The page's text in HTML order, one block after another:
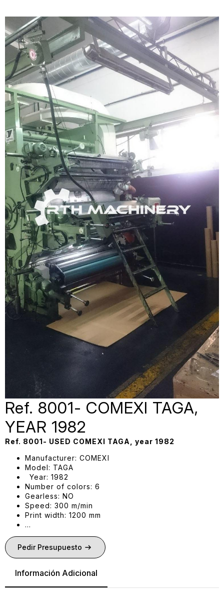
Ref. 8001- COMEXI TAGA,
YEAR 1982
Ref. 8001- USED COMEXI TAGA, year 1982
Manufacturer: COMEXI
Model: TAGA
Year: 1982
Number of colors: 6
Gearless: NO
Speed: 300 m/min
Print width: 1200 mm
…
Pedir Presupuesto
Información Adicional